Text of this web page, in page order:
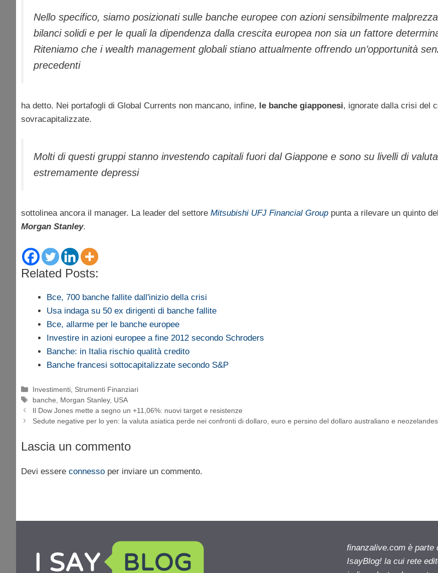
Nello specifico, siamo posizionati sulle banche europee con azioni sensibilmente
bilanci solidi e per le quali la dipendenza dalla crescita europea non sia un fattore
Riteniamo che i wealth management globali stiano attualmente offrendo un’opportunità
precedenti
ha detto. Nei portafogli di Global Currents non mancano, infine, le banche giapponesi, ignorate dalla crisi del
sovracapitalizzate.
Molti di questi gruppi stanno investendo capitali fuori dal Giappone e sono su livelli di
estremamente depressi
sottolinea ancora il manager. La leader del settore Mitsubishi UFJ Financial Group punta a rilevare un quinto
Morgan Stanley.
Related Posts:
Bce, 700 banche fallite dall'inizio della crisi
Usa indaga su 50 ex dirigenti di banche fallite
Bce, allarme per le banche europee
Investire in azioni europee a fine 2012 secondo Schroders
Banche: in Italia rischio qualità credito
Banche francesi sottocapitalizzate secondo S&P
Categorie
Investimenti Strumenti Finanziari
Tag
banche Morgan Stanley, USA
Il Dow Jones mette a segno un +11,06%: nuovi target e resistenze
Sedute negative per lo yen: la valuta asiatica perde nei confronti di dollaro, euro e persino del dollaro australiano e
Lascia un commento
Devi essere connesso per inviare un commento.
finanzalive.com è parte
IsayBlog! la cui rete